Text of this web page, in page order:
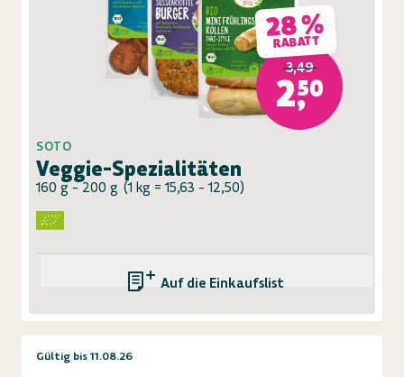
28 %
RABATT
3,49
2,50
SOTO
Veggie-Spezialitäten
160 g - 200 g (1 kg = 15,63 - 12,50)
Auf die Einkaufsliste
Gültig bis 11.08.26